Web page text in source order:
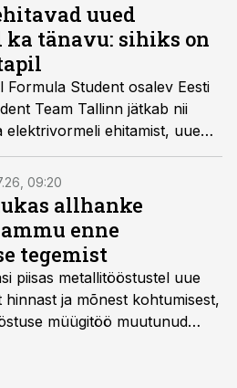
uued
tänavu: sihiks on
Formula Student osalev Eesti
Team Tallinn jätkab nii
elektrivormeli ehitamist, uue
vähemalt neljal etapil.
09:20
allhanke
enne
tegemist
piisas metallitööstustel uue
hinnast ja mõnest kohtumisest,
müügitöö muutunud